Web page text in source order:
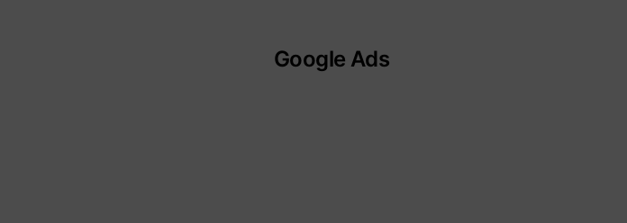
Google Ads